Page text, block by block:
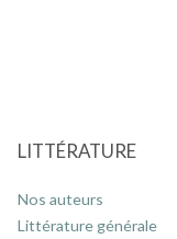
LITTÉRATURE
Nos auteurs
Littérature générale